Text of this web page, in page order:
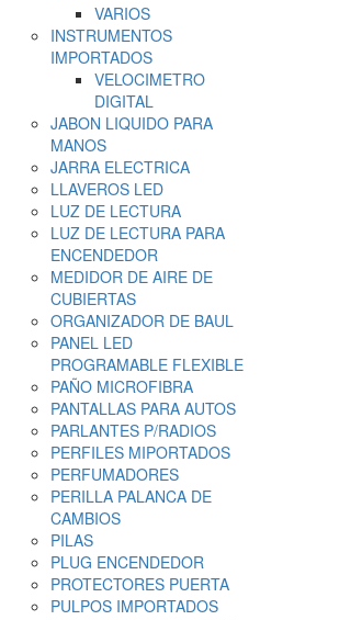
VARIOS
INSTRUMENTOS
IMPORTADOS
VELOCIMETRO
DIGITAL
JABON LIQUIDO PARA
MANOS
JARRA ELECTRICA
LLAVEROS LED
LUZ DE LECTURA
LUZ DE LECTURA PARA
ENCENDEDOR
MEDIDOR DE AIRE DE
CUBIERTAS
ORGANIZADOR DE BAUL
PANEL LED
PROGRAMABLE FLEXIBLE
PAÑO MICROFIBRA
PANTALLAS PARA AUTOS
PARLANTES P/RADIOS
PERFILES MIPORTADOS
PERFUMADORES
PERILLA PALANCA DE
CAMBIOS
PILAS
PLUG ENCENDEDOR
PROTECTORES PUERTA
PULPOS IMPORTADOS